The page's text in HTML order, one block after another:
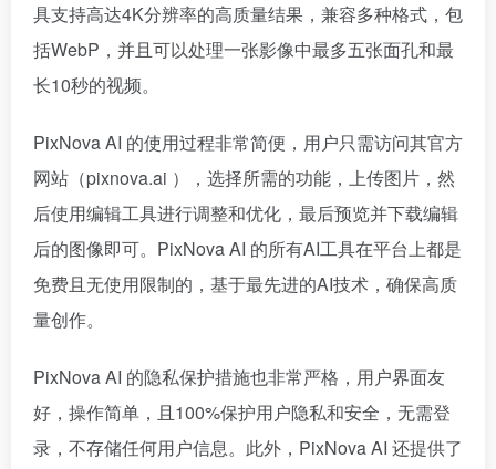
具支持高达4K分辨率的高质量结果，兼容多种格式，包
括WebP，并且可以处理一张影像中最多五张面孔和最
长10秒的视频。
PixNova AI 的使用过程非常简便，用户只需访问其官方
网站（pixnova.ai ），选择所需的功能，上传图片，然
后使用编辑工具进行调整和优化，最后预览并下载编辑
后的图像即可。PixNova AI 的所有AI工具在平台上都是
免费且无使用限制的，基于最先进的AI技术，确保高质
量创作。
PixNova AI 的隐私保护措施也非常严格，用户界面友
好，操作简单，且100%保护用户隐私和安全，无需登
录，不存储任何用户信息。此外，PixNova AI 还提供了